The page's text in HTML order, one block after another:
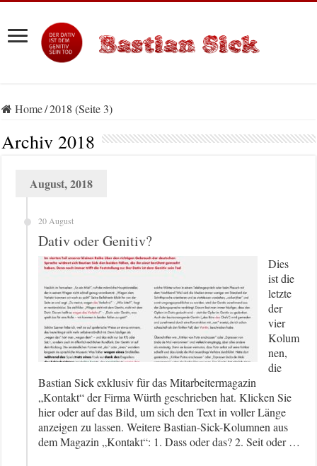
Home/2018 (Seite 3)
Archiv2018
August, 2018
20 August
Dativ oder Genitiv?
Dies
ist die
letzte
der
vier
Kolum
nen,
die
Bastian Sick exklusiv für das Mitarbeitermagazin
„Kontakt“ der Firma Würth geschrieben hat. Klicken Sie
hier oder auf das Bild, um sich den Text in voller Länge
anzeigen zu lassen. Weitere Bastian-Sick-Kolumnen aus
dem Magazin „Kontakt“: 1. Dass oder das? 2. Seit oder …